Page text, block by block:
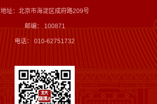
地址：北京市海淀区成府路209号
邮编： 100871
电话： 010-62751732